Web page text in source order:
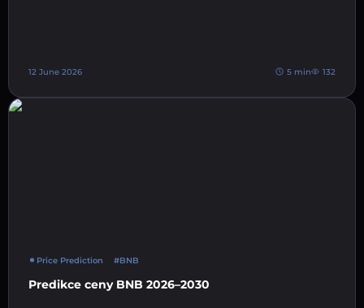
12 June 2026 5 min 132
Price Prediction #BNB
Predikce ceny BNB 2026–2030